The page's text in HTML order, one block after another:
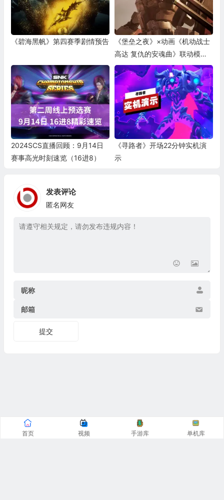
《碧海黑帆》第四赛季剧情预告
《堡垒之夜》×动画《机动战士
高达 复仇的安魂曲》联动模式
宣传视频
2024SCS直播回顾：9月14日
赛事高光时刻速览（16进8）
《寻路者》开场22分钟实机演
示
发表评论
匿名网友
昵称
邮箱
提交
首页 视频 手游库 单机库